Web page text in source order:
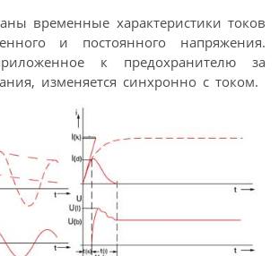
временные характеристики токов
и постоянного напряжения.
к предохранителю за
изменяется синхронно с током.